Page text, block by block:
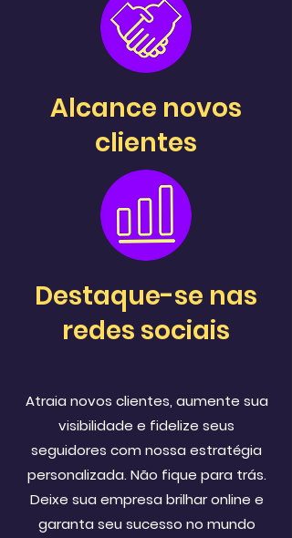
Alcance novos
clientes
Destaque-se nas
redes sociais
Atraia novos clientes, aumente sua
visibilidade e fidelize seus
seguidores com nossa estratégia
personalizada. Não fique para trás.
Deixe sua empresa brilhar online e
garanta seu sucesso no mundo